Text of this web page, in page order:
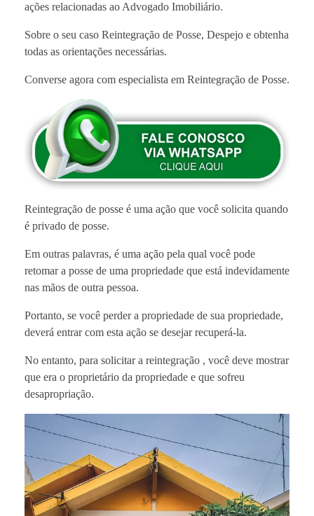
ações relacionadas ao Advogado Imobiliário.
Sobre o seu caso Reintegração de Posse, Despejo e obtenha
todas as orientações necessárias.
Converse agora com especialista em Reintegração de Posse.
Reintegração de posse é uma ação que você solicita quando
é privado de posse.
Em outras palavras, é uma ação pela qual você pode
retomar a posse de uma propriedade que ​​​​está indevidamente
nas mãos de outra pessoa.
Portanto, se você perder a propriedade de sua propriedade,
deverá entrar com esta ação se desejar recuperá-la.
No entanto, para solicitar a reintegração , você deve mostrar
que era o proprietário da propriedade e que sofreu
desapropriação.